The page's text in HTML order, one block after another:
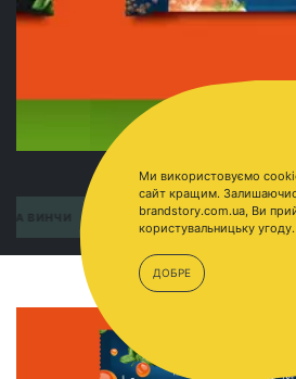
ПЕРЕЙТИ
Ми використовуємо
сайт кращим.
brandstory.com.ua, Ви
користувальницьку угоду.
ДОБРЕ